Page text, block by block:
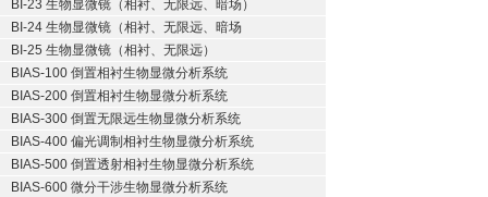
BI-23 生物显微镜（相衬、无限远、暗场）
BI-24 生物显微镜（相衬、无限远、暗场
BI-25 生物显微镜（相衬、无限远）
BIAS-100 倒置相衬生物显微分析系统
BIAS-200 倒置相衬生物显微分析系统
BIAS-300 倒置无限远生物显微分析系统
BIAS-400 偏光调制相衬生物显微分析系统
BIAS-500 倒置透射相衬生物显微分析系统
BIAS-600 微分干涉生物显微分析系统